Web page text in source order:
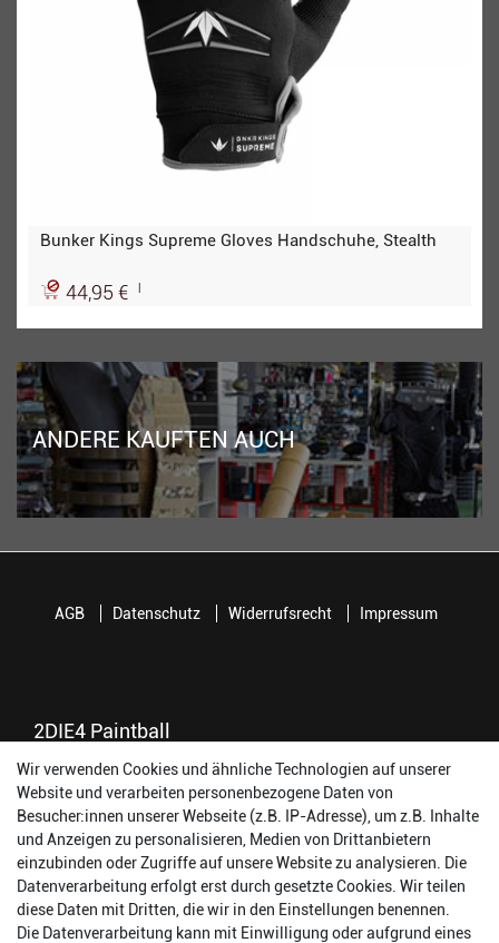
Bunker Kings Supreme Gloves Handschuhe, Stealth
44,95 € |
ANDERE KAUFTEN AUCH
2DIE4 Paintball
56457 Westerburg
Reinhold-Ferger-Straße 26
order@2die4-sports.com
0 26 63/ 9 68 69 37
Öffnungszeiten
AGB Datenschutz Widerrufsrecht Impressum
Wir verwenden Cookies und ähnliche Technologien auf unserer
Website und verarbeiten personenbezogene Daten von
Besucher:innen unserer Webseite (z.B. IP-Adresse), um z.B. Inhalte
und Anzeigen zu personalisieren, Medien von Drittanbietern
einzubinden oder Zugriffe auf unsere Website zu analysieren. Die
Datenverarbeitung erfolgt erst durch gesetzte Cookies. Wir teilen
diese Daten mit Dritten, die wir in den Einstellungen benennen.
Die Datenverarbeitung kann mit Einwilligung oder aufgrund eines